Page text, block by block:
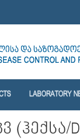
LABORATORY